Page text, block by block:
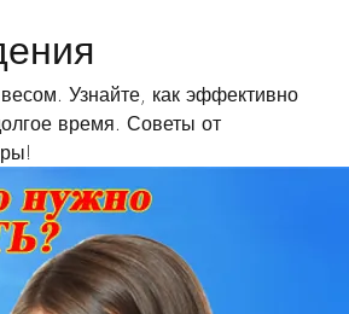
Узнайте, как эффективно
время. Советы от